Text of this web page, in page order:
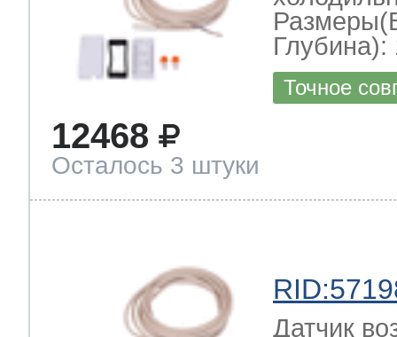
Глубина):
Точное
12468
Осталось 3 штуки
Датчик